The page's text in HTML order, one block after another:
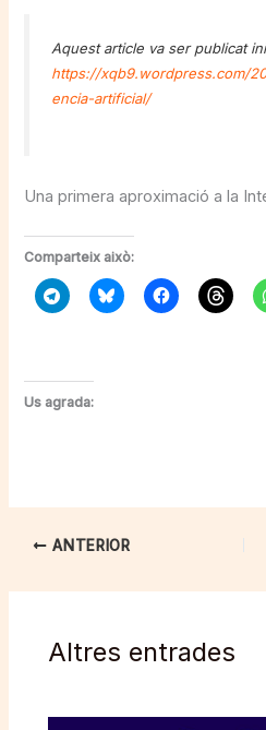
Aquest article va ser publicat
https://xqb9.wordpress.com/
encia-artificial/
Una primera aproximació a la
Comparteix això:
Us agrada:
ANTERIOR
Altres entrades